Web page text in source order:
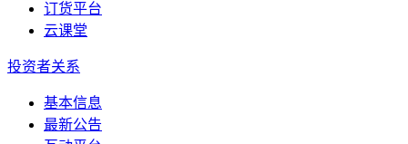
订货平台
云课堂
投资者关系
基本信息
最新公告